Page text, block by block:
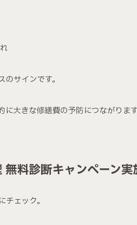
サインです。
に大きな修繕費の予防につながりま
無料診断キャンペーン
ェック。